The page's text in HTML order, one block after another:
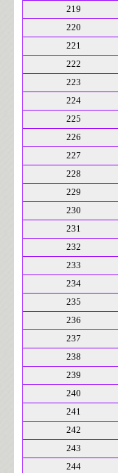
219
220
221
222
223
224
225
226
227
228
229
230
231
232
233
234
235
236
237
238
239
240
241
242
243
244